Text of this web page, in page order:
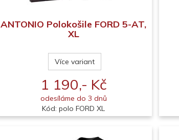
ANTONIO Polokošile FORD 5-AT,
XL
Více variant
1 190,- Kč
odesíláme do 3 dnů
Kód: polo FORD XL